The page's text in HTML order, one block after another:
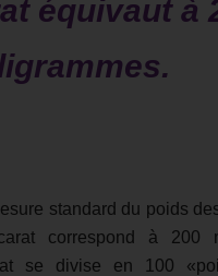
équivaut à
standard du poids
correspond à 200
se divise en 100